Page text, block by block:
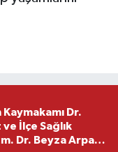
Dr.
İlçe Sağlık
Dr. Beyza Arpacı